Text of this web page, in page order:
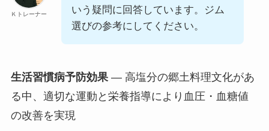
Ｋトレーナー
いう疑問に回答しています。ジム
選びの参考にしてください。
生活習慣病予防効果— 高塩分の郷土料理文化があ
る中、適切な運動と栄養指導により血圧・血糖値
の改善を実現